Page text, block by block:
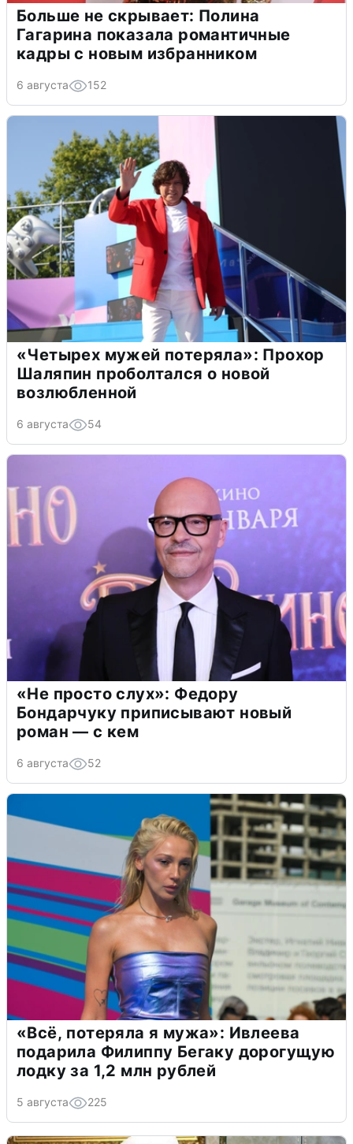
Больше не скрывает: Полина
Гагарина показала романтичные
кадры с новым избранником
6 августа 152
«Четырех мужей потеряла»: Прохор
Шаляпин проболтался о новой
возлюбленной
6 августа 54
«Не просто слух»: Федору
Бондарчуку приписывают новый
роман — с кем
6 августа 52
«Всё, потеряла я мужа»: Ивлеева
подарила Филиппу Бегаку дорогущую
лодку за 1,2 млн рублей
5 августа 225